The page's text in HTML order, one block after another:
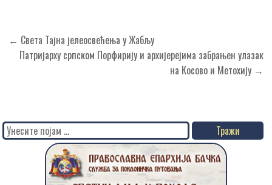
Кретање
чланка
← Света Тајна јелеосвећења у Жабљу
Патријарху српском Порфирију и архијерејима забрањен улазак
на Косово и Метохију →
Search
for: